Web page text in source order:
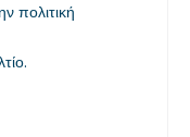
πολιτική